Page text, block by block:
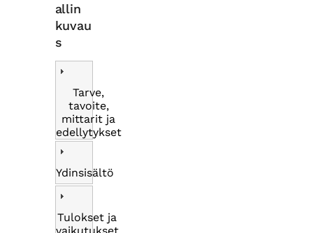
allin
kuvau
s
Tarve,
tavoite,
mittarit ja
edellytykset
Ydinsisältö
Tulokset ja